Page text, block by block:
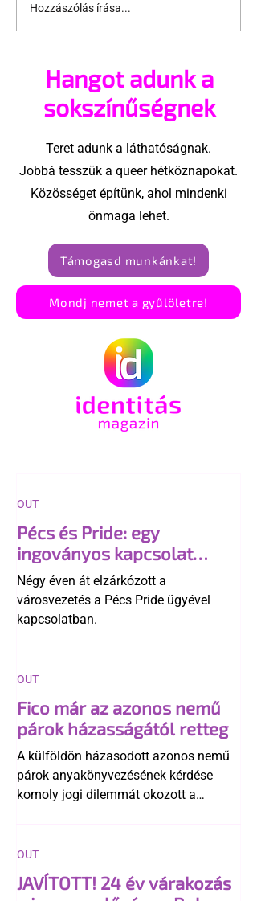
Terrortámadás
árnyékában tartják
Amszterdamban
Hozzászólás írása...
Hangot adunk a
sokszínűségnek
Teret adunk a láthatóságnak.
Jobbá tesszük a queer hétköznapokat.
Közösséget építünk, ahol mindenki
önmaga lehet.
Támogasd munkánkat!
Mondj nemet a gyűlöletre!
Pécs és Pride: egy
ingoványos kapcsolat
története
Négy éven át elzárkózott a
városvezetés a Pécs Pride ügyével
kapcsolatban.
OUT
Fico már az azonos nemű
párok házasságától retteg
A külföldön házasodott azonos nemű
párok anyakönyvezésének kérdése
komoly jogi dilemmát okozott a
egyértelműen tiltja a házasságuk
elismerését. Közben az ellenzéken belül
is vita robbant ki arról, hogy vissza
OUT
JAVÍTOTT! 24 év várakozás
OUT